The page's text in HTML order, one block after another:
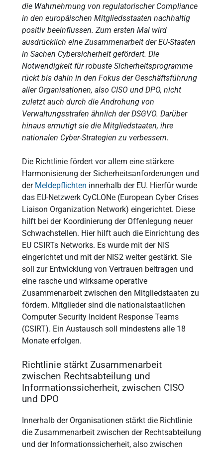
die Wahrnehmung von regulatorischer Compliance
in den europäischen Mitgliedsstaaten nachhaltig
positiv beeinflussen. Zum ersten Mal wird
ausdrücklich eine Zusammenarbeit der EU-Staaten
in Sachen Cybersicherheit gefördert. Die
Notwendigkeit für robuste Sicherheitsprogramme
rückt bis dahin in den Fokus der Geschäftsführung
aller Organisationen, also CISO und DPO, nicht
zuletzt auch durch die Androhung von
Verwaltungsstrafen ähnlich der DSGVO. Darüber
hinaus ermutigt sie die Mitgliedstaaten, ihre
nationalen Cyber-Strategien zu verbessern.
Die Richtlinie fördert vor allem eine stärkere
Harmonisierung der Sicherheitsanforderungen und
der Meldepflichten innerhalb der EU. Hierfür wurde
das EU-Netzwerk CyCLONe (European Cyber Crises
Liaison Organization Network) eingerichtet. Diese
hilft bei der Koordinierung der Offenlegung neuer
Schwachstellen. Hier hilft auch die Einrichtung des
EU CSIRTs Networks. Es wurde mit der NIS
eingerichtet und mit der NIS2 weiter gestärkt. Sie
soll zur Entwicklung von Vertrauen beitragen und
eine rasche und wirksame operative
Zusammenarbeit zwischen den Mitgliedstaaten zu
fördern. Mitglieder sind die nationalstaatlichen
Computer Security Incident Response Teams
(CSIRT). Ein Austausch soll mindestens alle 18
Monate erfolgen.
Richtlinie stärkt Zusammenarbeit
zwischen Rechtsabteilung und
Informationssicherheit, zwischen CISO
und DPO
Innerhalb der Organisationen stärkt die Richtlinie
die Zusammenarbeit zwischen der Rechtsabteilung
und der Informationssicherheit, also zwischen